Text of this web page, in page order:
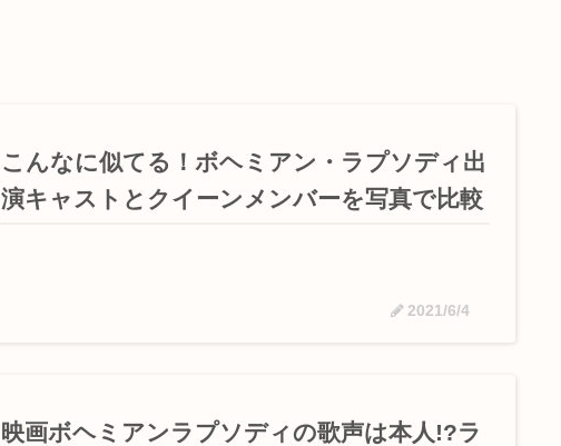
こんなに似てる！ボヘミアン・ラプソディ出
演キャストとクイーンメンバーを写真で比較
2021/6/4
映画ボヘミアンラプソディの歌声は本人!?ラ